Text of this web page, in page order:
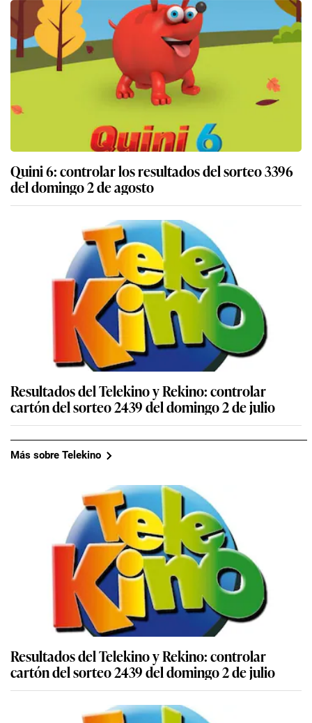
Quini 6: controlar los resultados del sorteo 3396
del domingo 2 de agosto
Resultados del Telekino y Rekino: controlar
cartón del sorteo 2439 del domingo 2 de julio
Más sobre Telekino
Resultados del Telekino y Rekino: controlar
cartón del sorteo 2439 del domingo 2 de julio